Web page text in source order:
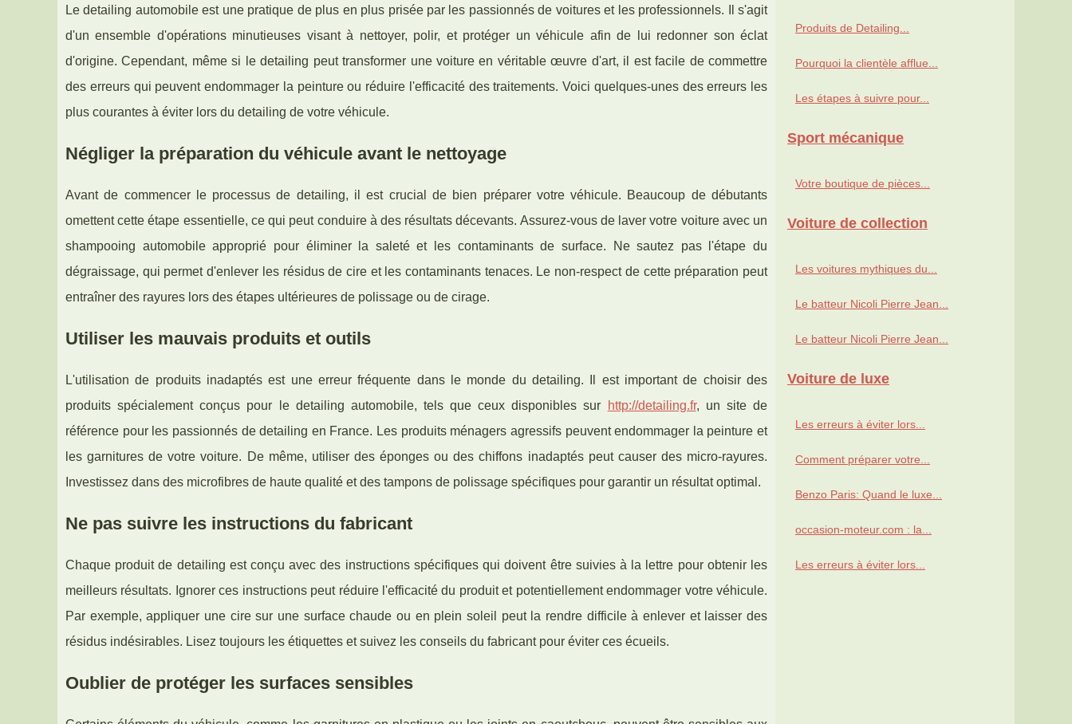
Le detailing automobile est une pratique de plus en plus prisée par les passionnés de voitures et les professionnels. Il s'agit
d'un ensemble d'opérations minutieuses visant à nettoyer, polir, et protéger un véhicule afin de lui redonner son éclat
d'origine. Cependant, même si le detailing peut transformer une voiture en véritable œuvre d'art, il est facile de commettre
des erreurs qui peuvent endommager la peinture ou réduire l'efficacité des traitements. Voici quelques-unes des erreurs les
plus courantes à éviter lors du detailing de votre véhicule.
Négliger la préparation du véhicule avant le nettoyage
Avant de commencer le processus de detailing, il est crucial de bien préparer votre véhicule. Beaucoup de débutants
omettent cette étape essentielle, ce qui peut conduire à des résultats décevants. Assurez-vous de laver votre voiture avec un
shampooing automobile approprié pour éliminer la saleté et les contaminants de surface. Ne sautez pas l'étape du
dégraissage, qui permet d'enlever les résidus de cire et les contaminants tenaces. Le non-respect de cette préparation peut
entraîner des rayures lors des étapes ultérieures de polissage ou de cirage.
Utiliser les mauvais produits et outils
L'utilisation de produits inadaptés est une erreur fréquente dans le monde du detailing. Il est important de choisir des
produits spécialement conçus pour le detailing automobile, tels que ceux disponibles sur
http://detailing.fr, un site de
référence pour les passionnés de detailing en France. Les produits ménagers agressifs peuvent endommager la peinture et
les garnitures de votre voiture. De même, utiliser des éponges ou des chiffons inadaptés peut causer des micro-rayures.
Investissez dans des microfibres de haute qualité et des tampons de polissage spécifiques pour garantir un résultat optimal.
Ne pas suivre les instructions du fabricant
Chaque produit de detailing est conçu avec des instructions spécifiques qui doivent être suivies à la lettre pour obtenir les
meilleurs résultats. Ignorer ces instructions peut réduire l'efficacité du produit et potentiellement endommager votre véhicule.
Par exemple, appliquer une cire sur une surface chaude ou en plein soleil peut la rendre difficile à enlever et laisser des
résidus indésirables. Lisez toujours les étiquettes et suivez les conseils du fabricant pour éviter ces écueils.
Oublier de protéger les surfaces sensibles
Produits de Detailing...
Pourquoi la clientèle afflue...
Les étapes à suivre pour...
Sport mécanique
Votre boutique de pièces...
Voiture de collection
Les voitures mythiques du...
Le batteur Nicoli Pierre Jean...
Le batteur Nicoli Pierre Jean...
Voiture de luxe
Les erreurs à éviter lors...
Comment préparer votre...
Benzo Paris: Quand le luxe...
occasion-moteur.com : la...
Les erreurs à éviter lors...